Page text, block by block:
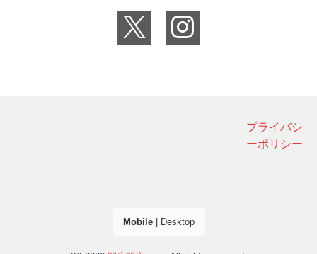
プライバシ
ーポリシー
Mobile| Desktop